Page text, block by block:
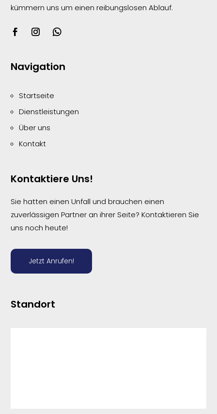
kümmern uns um einen reibungslosenAblauf.
Navigation
Startseite
Dienstleistungen
Über uns
Kontakt
Kontaktiere Uns!
Sie hatten einen Unfall und brauchen einen
zuverlässigen Partner an ihrer Seite? Kontaktieren Sie
uns noch heute!
Jetzt Anrufen!
Standort